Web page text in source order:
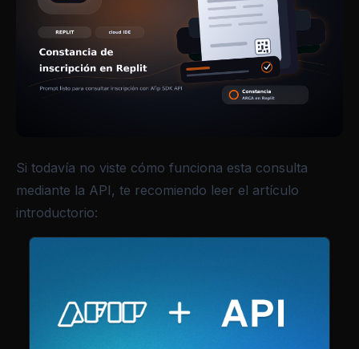
Si todavía no viste cómo funciona esta consulta
mediante la API, te recomiendo leer el artículo
introductorio: